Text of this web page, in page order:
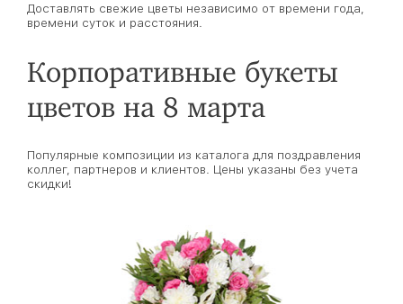
Доставлять свежие цветы независимо от времени года,
времени суток и расстояния.
Корпоративные букеты
цветов на 8 марта
Популярные композиции из каталога для поздравления
коллег, партнеров и клиентов. Цены указаны без учета
скидки!